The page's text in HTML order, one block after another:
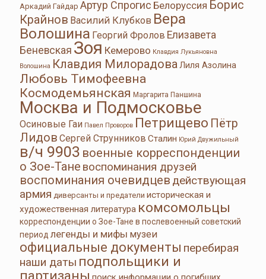
Аркадий Гайдар Артур Спрогис Белоруссия Борис
Крайнов Василий Клубков Вера
Волошина Георгий Фролов Елизавета
Беневская Зоя Кемерово Клавдия Лукьяновна
Волошина Клавдия МилорадоваЛиля Азолина
Любовь Тимофеевна
Космодемьянская Маргарита Паншина
Москва и Подмосковье
Осиновые Гаи Павел Проворов Петрищево Пётр
Лидов Сергей Струнников Сталин Юрий Двужильный
в/ч 9903 военные корреспонденции
о Зое-Тане воспоминания друзей
воспоминания очевидцев действующая
армия диверсанты и предатели историческая и
художественная литература комсомольцы
корреспонденции о Зое-Тане в послевоенный советский
период легенды и мифы музеи
официальные документы перебирая
наши даты подпольщики и
партизаны